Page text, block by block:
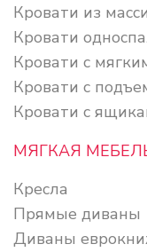
Кровати из
Кровати
Кровати с
Кровати с
Кровати с
МЯГКАЯ
Кресла
Прямые диваны
Диваны